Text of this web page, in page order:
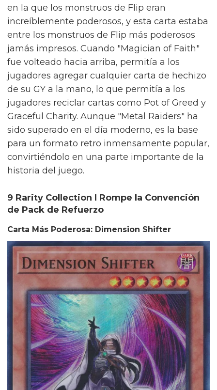
en la que los monstruos de Flip eran
increíblemente poderosos, y esta carta estaba
entre los monstruos de Flip más poderosos
jamás impresos. Cuando "Magician of Faith"
fue volteado hacia arriba, permitía a los
jugadores agregar cualquier carta de hechizo
de su GY a la mano, lo que permitía a los
jugadores reciclar cartas como Pot of Greed y
Graceful Charity. Aunque "Metal Raiders" ha
sido superado en el día moderno, es la base
para un formato retro inmensamente popular,
convirtiéndolo en una parte importante de la
historia del juego.
9 Rarity Collection I Rompe la Convención
de Pack de Refuerzo
Carta Más Poderosa: Dimension Shifter